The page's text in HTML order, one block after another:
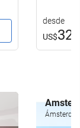
desde
US$323